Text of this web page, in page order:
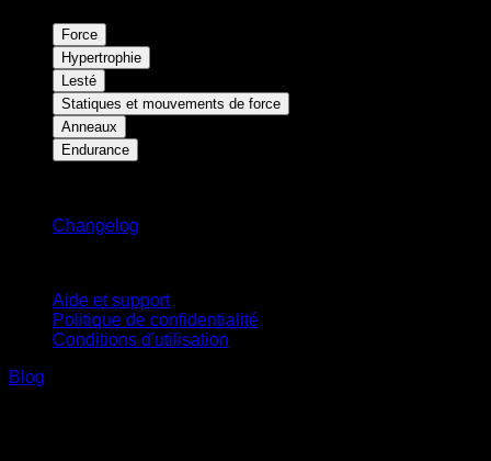
Force
Hypertrophie
Lesté
Statiques et mouvements de force
Anneaux
Endurance
Changelog
Aide et support
Politique de confidentialité
Conditions d'utilisation
Blog